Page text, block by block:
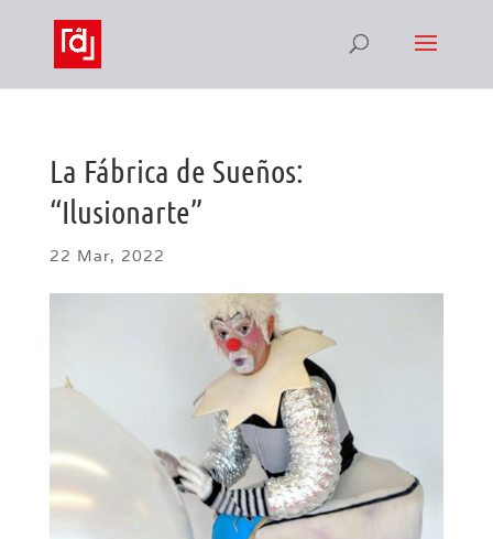
La Fábrica de Sueños:
“Ilusionarte”
22 Mar, 2022